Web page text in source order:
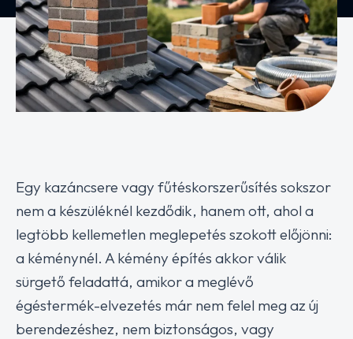
Egy kazáncsere vagy fűtéskorszerűsítés sokszor
nem a készüléknél kezdődik, hanem ott, ahol a
legtöbb kellemetlen meglepetés szokott előjönni:
a kéménynél. A kémény építés akkor válik
sürgető feladattá, amikor a meglévő
égéstermék-elvezetés már nem felel meg az új
berendezéshez, nem biztonságos, vagy